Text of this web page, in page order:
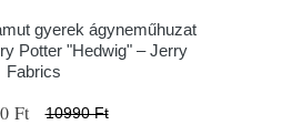
gyerek ágyneműhuzat
Potter "Hedwig" – Jerry
Fabrics
Ft 10990 Ft